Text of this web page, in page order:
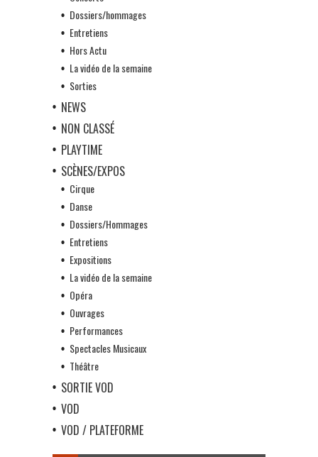
Dossiers/hommages
Entretiens
Hors Actu
La vidéo de la semaine
Sorties
NEWS
NON CLASSÉ
PLAYTIME
SCÈNES/EXPOS
Cirque
Danse
Dossiers/Hommages
Entretiens
Expositions
La vidéo de la semaine
Opéra
Ouvrages
Performances
Spectacles Musicaux
Théâtre
SORTIE VOD
VOD
VOD / PLATEFORME